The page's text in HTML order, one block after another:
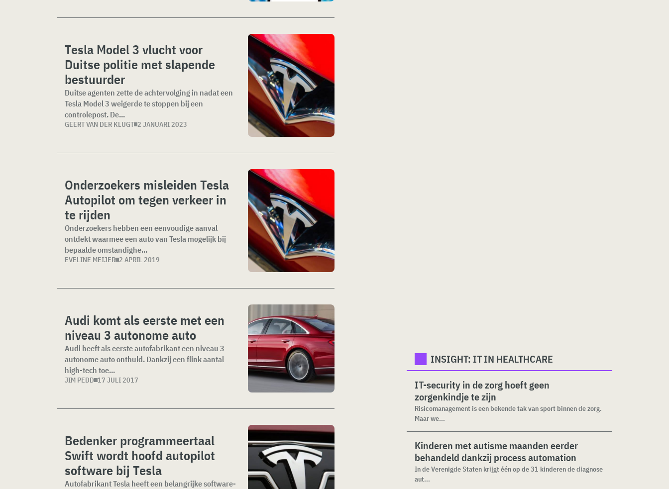
Tesla Model 3 vlucht voor
Duitse politie met slapende
bestuurder
Duitse agenten zette de achtervolging in nadat een
Tesla Model 3 weigerde te stoppen bij een
controlepost. De...
GEERT VAN DER KLUGT 2 JANUARI 2023
Onderzoekers misleiden Tesla
Autopilot om tegen verkeer in
te rijden
Onderzoekers hebben een eenvoudige aanval
ontdekt waarmee een auto van Tesla mogelijk bij
bepaalde omstandighe...
EVELINE MEIJER 2 APRIL 2019
Audi komt als eerste met een
niveau 3 autonome auto
Audi heeft als eerste autofabrikant een niveau 3
autonome auto onthuld. Dankzij een flink aantal
high-tech toe...
JIM PEDD 17 JULI 2017
Bedenker programmeertaal
Swift wordt hoofd autopilot
software bij Tesla
Autofabrikant Tesla heeft een belangrijke software-
INSIGHT: IT IN HEALTHCARE
IT-security in de zorg hoeft geen
zorgenkindje te zijn
Risicomanagement is een bekende tak van sport binnen de zorg.
Maar we...
Kinderen met autisme maanden eerder
behandeld dankzij process automation
In de Verenigde Staten krijgt één op de 31 kinderen de diagnose
aut...